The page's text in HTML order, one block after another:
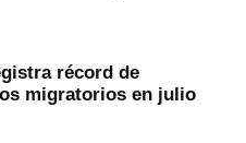
récord de
migratorios en julio